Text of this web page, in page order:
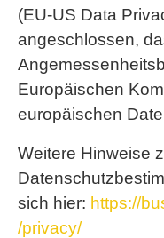
(EU-US Data
angeschlossen,
Europäischen
europäischen
Weitere Hinweise
sich hier: https://
/privacy/